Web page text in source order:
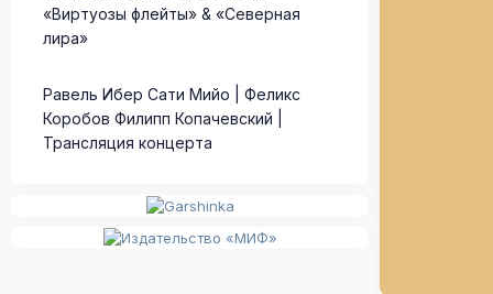
«Виртуозы флейты» & «Северная
лира»
Равель Ибер Сати Мийо | Феликс
Коробов Филипп Копачевский |
Трансляция концерта